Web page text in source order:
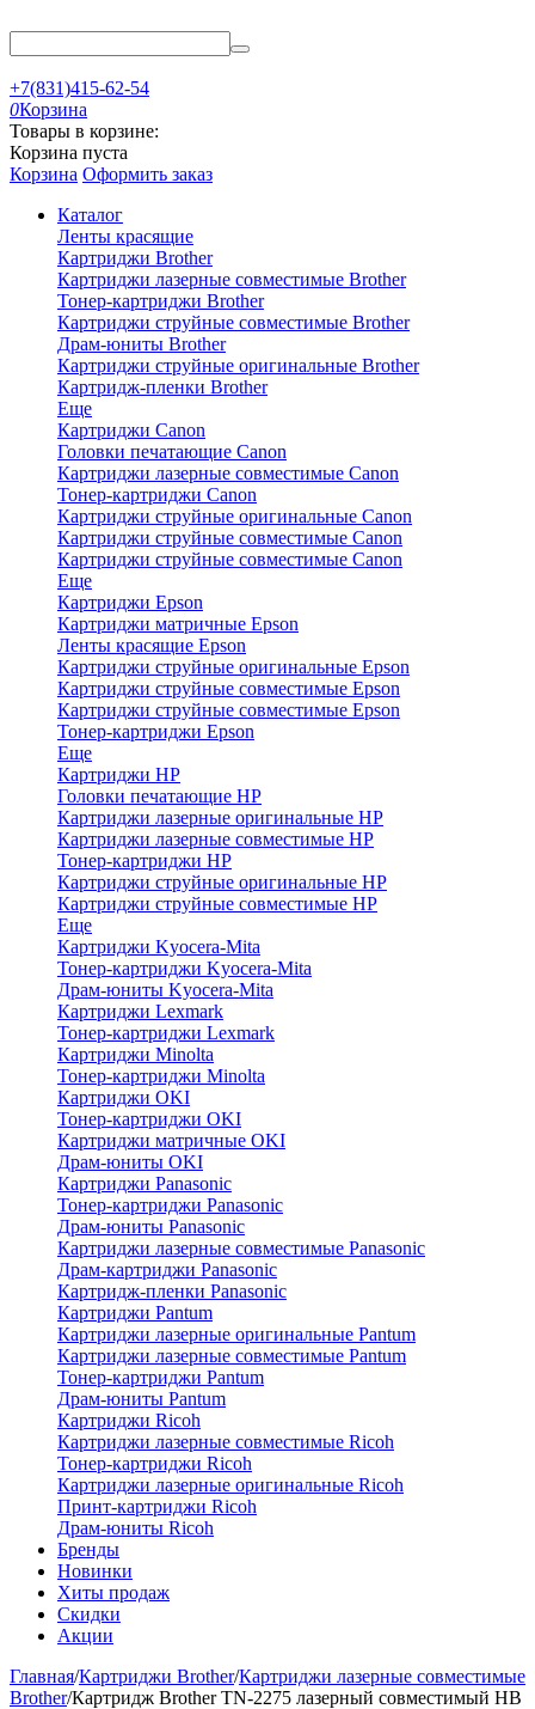
+7(831)415-62-54
0Корзина
Товары в корзине:
Корзина пуста
Корзина Оформить заказ
Каталог
Ленты красящие
Картриджи Brother
Картриджи лазерные совместимые Brother
Тонер-картриджи Brother
Картриджи струйные совместимые Brother
Драм-юниты Brother
Картриджи струйные оригинальные Brother
Картридж-пленки Brother
Еще
Картриджи Canon
Головки печатающие Canon
Картриджи лазерные совместимые Canon
Тонер-картриджи Canon
Картриджи струйные оригинальные Canon
Картриджи струйные совместимые Canon
Картриджи струйные совместимые Canon
Еще
Картриджи Epson
Картриджи матричные Epson
Ленты красящие Epson
Картриджи струйные оригинальные Epson
Картриджи струйные совместимые Epson
Картриджи струйные совместимые Epson
Тонер-картриджи Epson
Еще
Картриджи HP
Головки печатающие HP
Картриджи лазерные оригинальные HP
Картриджи лазерные совместимые HP
Тонер-картриджи HP
Картриджи струйные оригинальные HP
Картриджи струйные совместимые HP
Еще
Картриджи Kyocera-Mita
Тонер-картриджи Kyocera-Mita
Драм-юниты Kyocera-Mita
Картриджи Lexmark
Тонер-картриджи Lexmark
Картриджи Minolta
Тонер-картриджи Minolta
Картриджи OKI
Тонер-картриджи OKI
Картриджи матричные OKI
Драм-юниты OKI
Картриджи Panasonic
Тонер-картриджи Panasonic
Драм-юниты Panasonic
Картриджи лазерные совместимые Panasonic
Драм-картриджи Panasonic
Картридж-пленки Panasonic
Картриджи Pantum
Картриджи лазерные оригинальные Pantum
Картриджи лазерные совместимые Pantum
Тонер-картриджи Pantum
Драм-юниты Pantum
Картриджи Ricoh
Картриджи лазерные совместимые Ricoh
Тонер-картриджи Ricoh
Картриджи лазерные оригинальные Ricoh
Принт-картриджи Ricoh
Драм-юниты Ricoh
Бренды
Новинки
Хиты продаж
Скидки
Акции
Главная/Картриджи Brother/Картриджи лазерные совместимые
Brother/Картридж Brother TN-2275 лазерный совместимый HB